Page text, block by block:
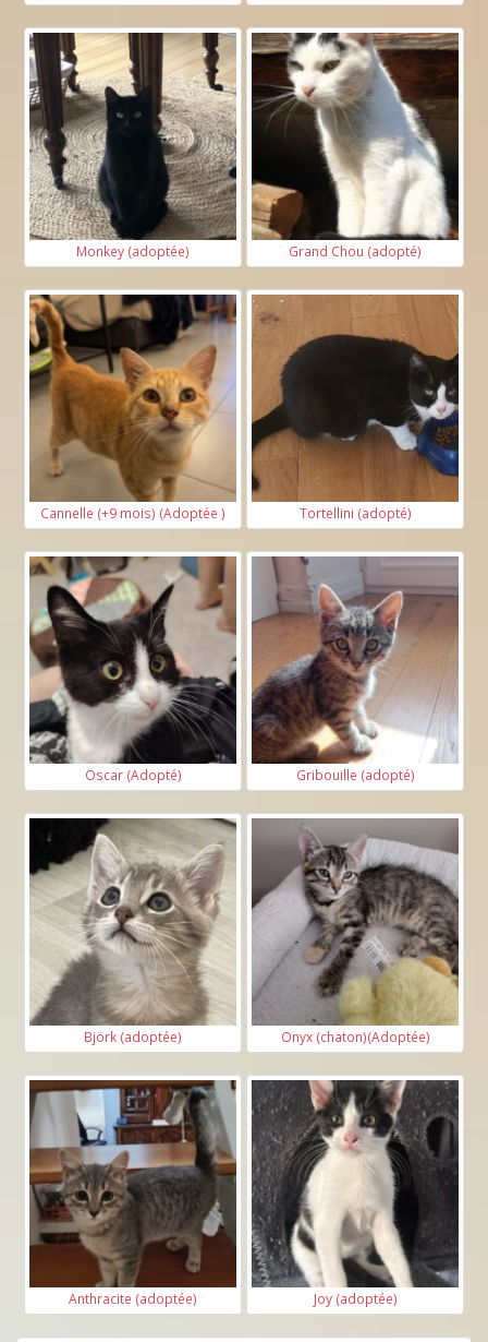
Monkey (adoptée) Grand Chou (adopté)
Cannelle (+9 mois) (Adoptée ) Tortellini (adopté)
Oscar (Adopté) Gribouille (adopté)
Björk (adoptée) Onyx (chaton)(Adoptée)
Anthracite (adoptée) Joy (adoptée)